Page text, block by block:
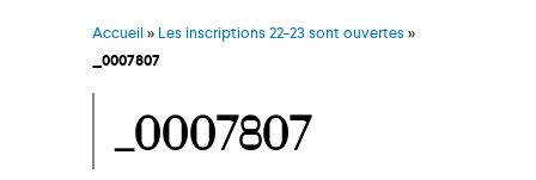
Accueil» Les inscriptions 22-23 sont ouvertes»
_0007807
_0007807